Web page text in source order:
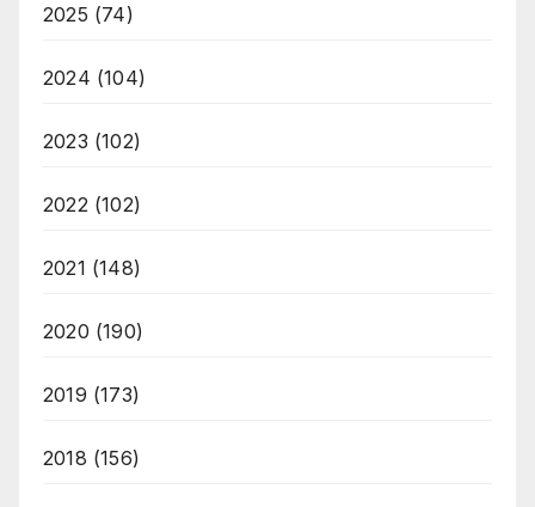
2025 (74)
2024 (104)
2023 (102)
2022 (102)
2021 (148)
2020 (190)
2019 (173)
2018 (156)